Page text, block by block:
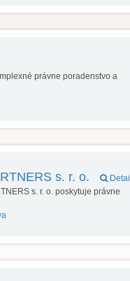
právne poradenstvo a
s. r. o.
Detail
s. r. o. poskytuje právne